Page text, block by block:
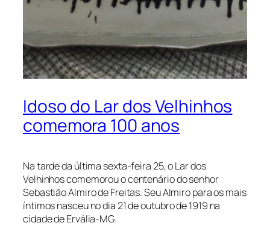
Idoso do Lar dos Velhinhos
comemora 100 anos
Na tarde da última sexta-feira 25, o Lar dos
Velhinhos comemorou o centenário do senhor
Sebastião Almiro de Freitas. Seu Almiro para os mais
íntimos nasceu no dia 21 de outubro de 1919 na
cidade de Ervália-MG.